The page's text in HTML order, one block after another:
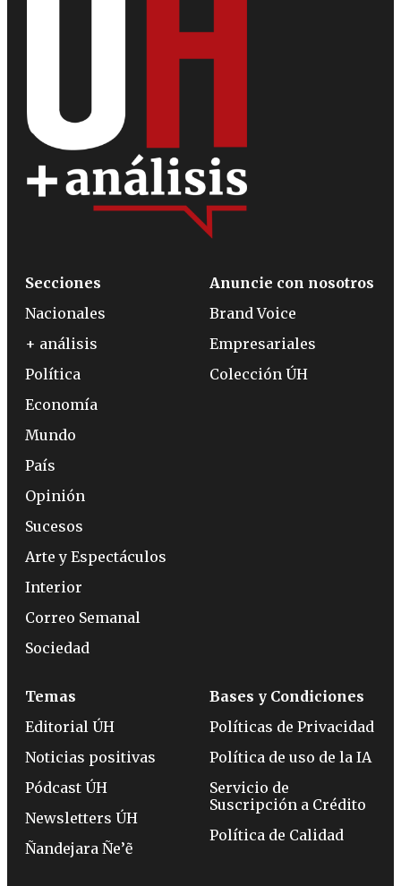
Secciones
Nacionales
+ análisis
Política
Economía
Mundo
País
Opinión
Sucesos
Arte y Espectáculos
Interior
Correo Semanal
Sociedad
Anuncie con nosotros
Brand Voice
Empresariales
Colección ÚH
Temas
Editorial ÚH
Noticias positivas
Pódcast ÚH
Newsletters ÚH
Ñandejara Ñe’ẽ
Bases y Condiciones
Políticas de Privacidad
Política de uso de la IA
Servicio de
Suscripción a Crédito
Política de Calidad